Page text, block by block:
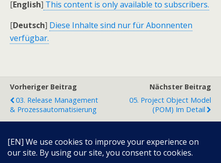
[English] This content is only available to subscribers.
[Deutsch] Diese Inhalte sind nur für Abonnenten
verfügbar.
Vorheriger Beitrag
03. Release Management
& Prozessautomatisierung
Nächster Beitrag
05. Project Object Model
(POM) Im Detail
Zum Seitenanfang